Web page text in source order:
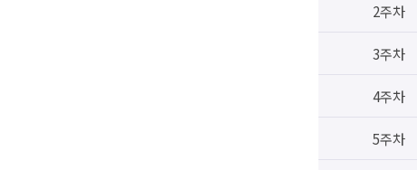
2주차
3주차
4주차
5주차